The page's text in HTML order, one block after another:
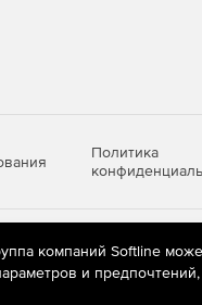
Политика
технологии
находящихся на
компаний Softline
и предпочтений,